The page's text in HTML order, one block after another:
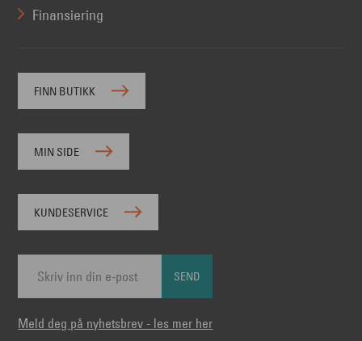
Finansiering
FINN BUTIKK
MIN SIDE
KUNDESERVICE
SEND
Meld deg på nyhetsbrev - les mer her